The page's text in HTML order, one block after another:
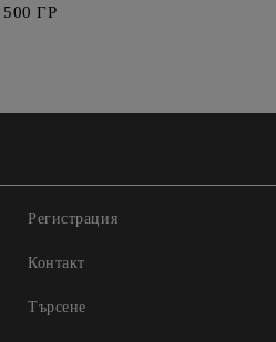
ГР
Регистрация
Контакт
Търсене